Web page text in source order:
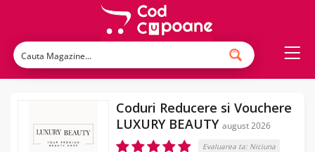
Coduri Reducere si Vouchere
LUXURY BEAUTY august 2026
Evaluarea ta: Niciuna